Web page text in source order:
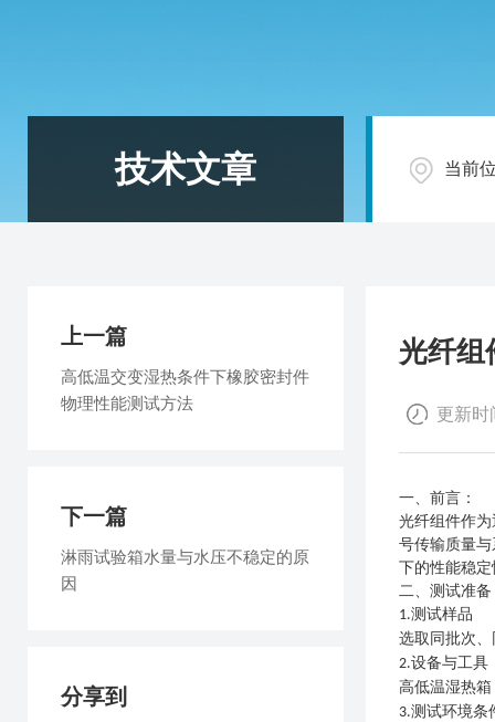
技术文章 当前
光纤组
更新时
一、前言 ：
光纤组件作
号传输质量
下的性能稳
二、测试准备
1.测试样品
选取同批次
2.设备与工具
高低温湿热
3.测试环境条
上一篇
高低温交变湿热条件下橡胶密封件
物理性能测试方法
下一篇
淋雨试验箱水量与水压不稳定的原
因
分享到